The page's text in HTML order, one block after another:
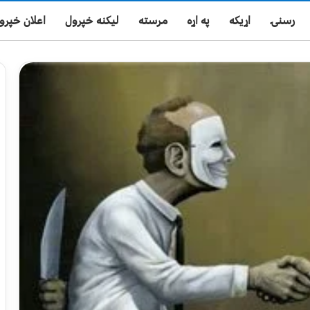
رسنۍ اړیکه په اړه مرسته لیکنه خپرول اعلان